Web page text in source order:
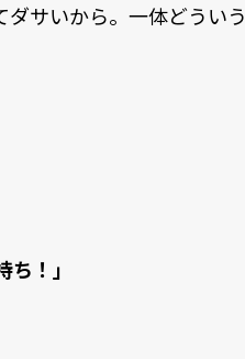
サいから。一体どういう
！」